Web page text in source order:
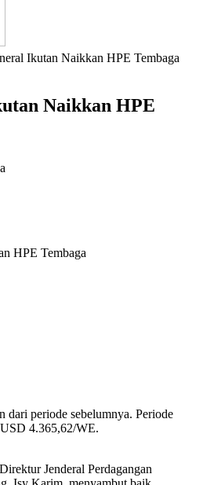
Ikutan Naikkan HPE Tembaga
Naikkan HPE
HPE Tembaga
dari periode sebelumnya. Periode
4.365,62/WE.
Jenderal Perdagangan